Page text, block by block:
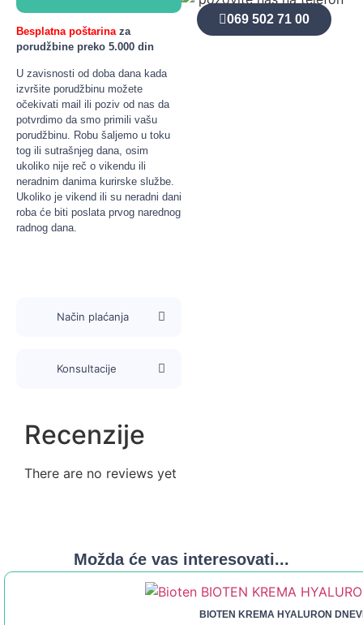
Besplatna poštarina za
porudžbine preko 5.000 din
U zavisnosti od doba dana kada
izvršite porudžbinu možete
očekivati mail ili poziv od nas da
potvrdimo da smo primili vašu
porudžbinu. Robu šaljemo u toku
tog ili sutrašnjeg dana, osim
ukoliko nije reč o vikendu ili
neradnim danima kurirske službe.
Ukoliko je vikend ili su neradni dani
roba će biti poslata prvog narednog
radnog dana.
Način plaćanja
Konsultacije
069 502 71 00
Recenzije
There are no reviews yet
Možda će vas interesovati...
BIOTEN KREMA HYALURON